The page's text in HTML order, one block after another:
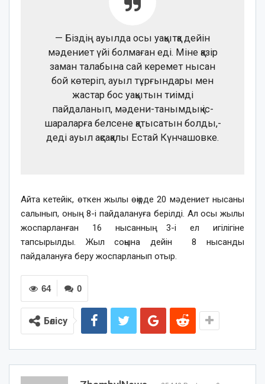
— Біздің ауылда осы уақытқа дейін
мәдениет үйі болмаған еді. Міне қазір
заман талабына сай керемет нысан
бой көтеріп, ауыл тұрғындары мен
жастар бос уақытын тиімді
пайдаланып, мәдени-танымдық іс-
шараларға белсене қатысатын болды,-
деді ауыл ақсақалы Естай Күнчашовке.
Айта кетейік, өткен жылы өңірде 20 мәдениет нысаны
салынып, оның 8-і пайдалануға берілді. Ал осы жылы
жоспарланған 16 нысанның 3-і ел игілігіне
тапсырылды. Жыл соңына дейін 8 нысанды
пайдалануға беру жоспарланып отыр.
0
64
Бөлісу